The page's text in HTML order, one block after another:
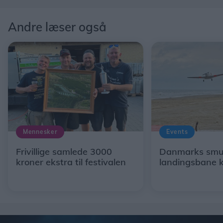
Andre læser også
Mennesker
Frivillige samlede 3000
kroner ekstra til festivalen
Events
Danmarks
landingsbane